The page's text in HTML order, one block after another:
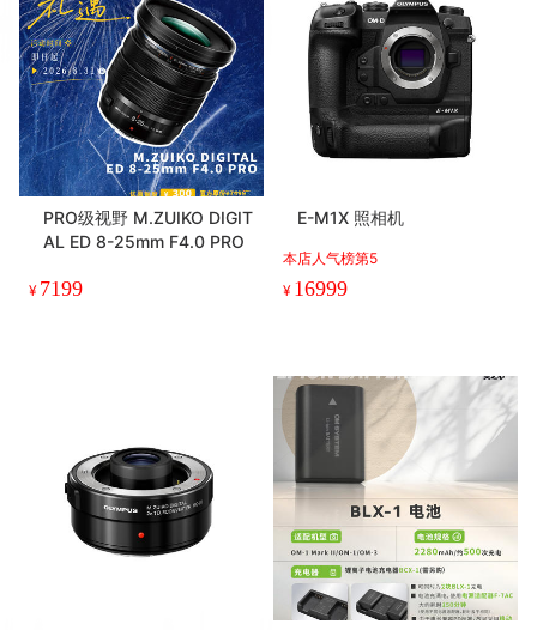
PRO级视野 M.ZUIKO DIGIT
AL ED 8-25mm F4.0 PRO
¥ 7199
E-M1X 照相机
本店人气榜第5
¥ 16999